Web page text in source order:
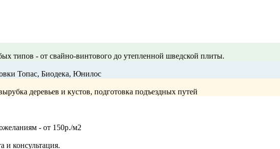
типов - от свайно-винтового до утепленной шведской плиты.
Топас, Биодека, Юнилос
деревьев и кустов, подготовка подъездных путей
- от 150р./м2
и консультация.